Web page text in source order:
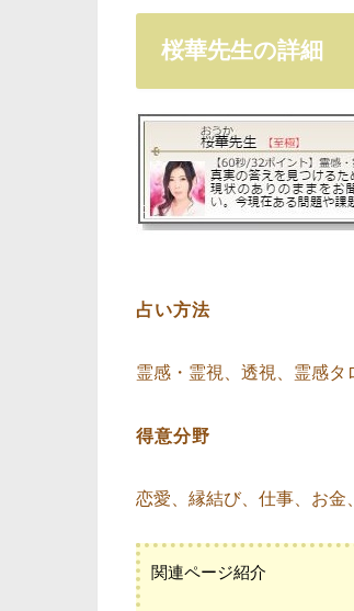
桜華先生の詳細
占い方法
霊感・霊視、透視、霊感
得意分野
恋愛、縁結び、仕事、お金
関連ページ紹介